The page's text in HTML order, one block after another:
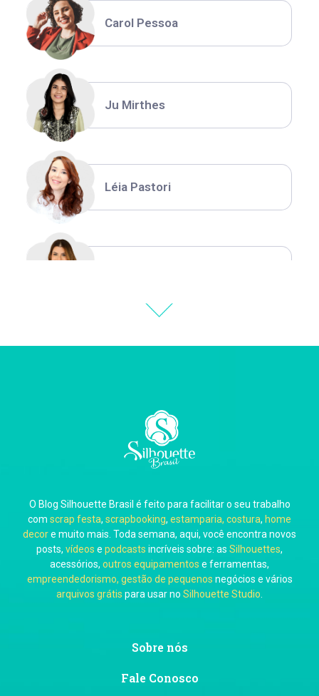
Carol Pessoa
Ju Mirthes
Léia Pastori
Carla Eschberger
Carol Pessoa
Ju Mirthes
O Blog Silhouette Brasil é feito para facilitar o seu trabalho
com scrap festa, scrapbooking, estamparia, costura, home
decore muito mais. Toda semana, aqui, você encontra novos
posts, vídeos e podcasts incríveis sobre: as Silhouettes,
acessórios, outros equipamentos e ferramentas,
empreendedorismo, gestão de pequenos negócios e vários
arquivos grátis para usar no Silhouette Studio
Sobre nós
Fale Conosco